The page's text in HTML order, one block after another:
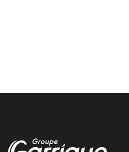
controle pression pneu